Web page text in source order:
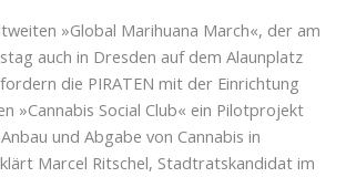
»Global Marihuana March«, der am
auch in Dresden auf dem Alaunplatz
die PIRATEN mit der Einrichtung
»Cannabis Social Club« ein Pilotprojekt
und Abgabe von Cannabis in
Marcel Ritschel, Stadtratskandidat im